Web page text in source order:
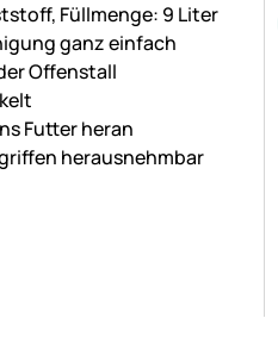
Füllmenge: 9 Liter
ganz einfach
Offenstall
Futter heran
herausnehmbar